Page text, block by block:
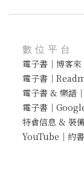
數位平台
電子書｜博客來
電子書｜
電子書 & 樂譜
電子書｜
特會信息 & 裝
YouTube｜約